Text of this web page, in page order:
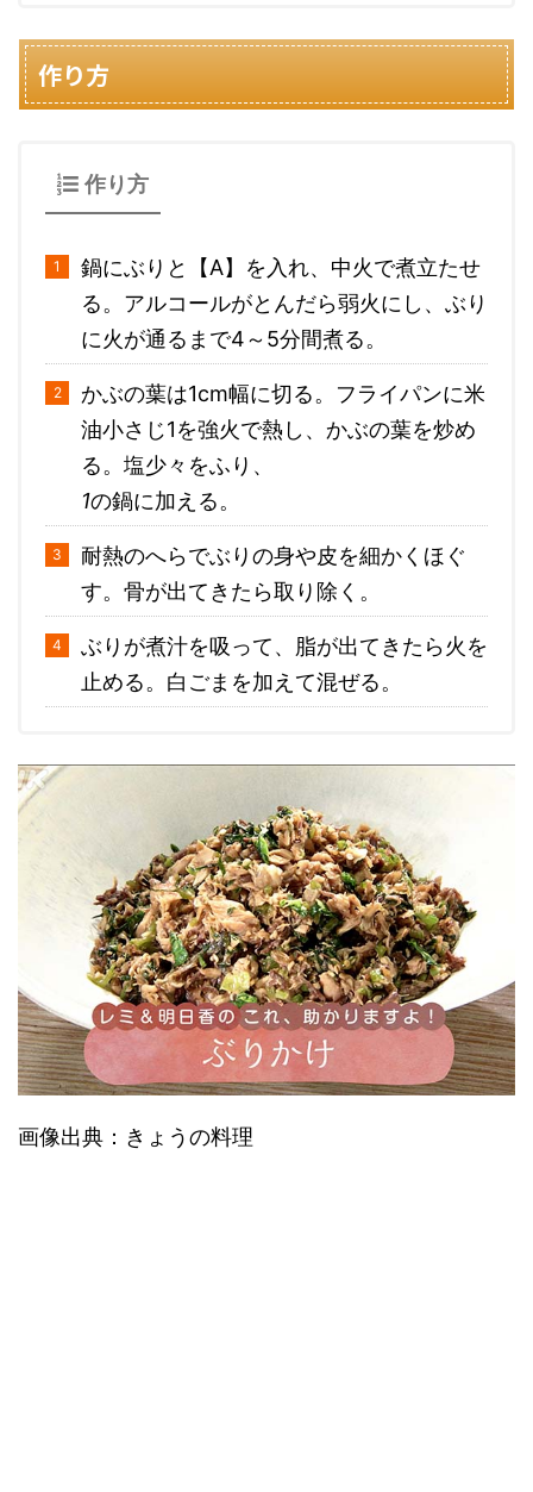
作り方
作り方
鍋にぶりと【A】を入れ、中火で煮立たせ
る。アルコールがとんだら弱火にし、ぶり
に火が通るまで4～5分間煮る。
かぶの葉は1cm幅に切る。フライパンに米
油小さじ1を強火で熱し、かぶの葉を炒め
る。塩少々をふり、
1の鍋に加える。
耐熱のへらでぶりの身や皮を細かくほぐ
す。骨が出てきたら取り除く。
ぶりが煮汁を吸って、脂が出てきたら火を
止める。白ごまを加えて混ぜる。
画像出典：きょうの料理